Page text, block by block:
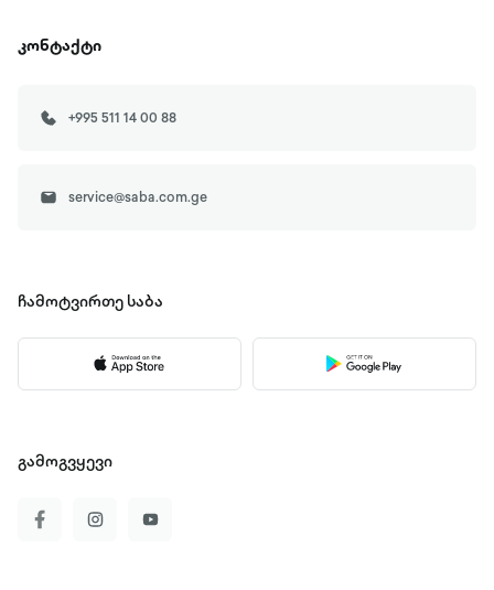
კონტაქტი
+995 511 14 00 88
service@saba.com.ge
ჩამოტვირთე საბა
გამოგვყევი